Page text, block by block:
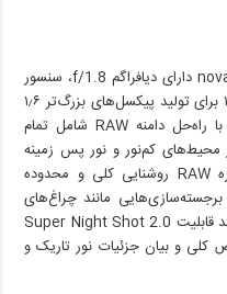
دوربین اصلی ۴۸ مگاپیکسلی گوشی nova 11i دارای دیافراگم f/1.8، سنسور
۱/۲ اینچی و فناوری فیوژن پیکسلی ۴ در ۱ برای تولید پیکسل‌های بزرگ‌تر ۱٫۶
میکرومتری است. این قابلیت یکپارچه با راه‌حل دامنه RAW شامل تمام
محیط‌های کم‌نور و نور پس زمینه
کار می‌کند. الگوریتم چند فریمی در حوزه RAW روشنایی کلی و محدوده
مانند چراغ‌های
خیابان و چراغ‌های خودرو را نیز سرکوب کند قابلیت Super Night Shot 2.0
و بیان جزئیات نور تاریک و